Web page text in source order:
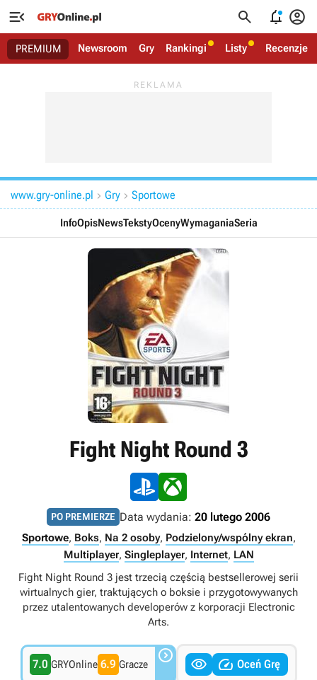
   
PREMIUM Newsroom Gry Rankingi Listy Recenzje
www.gry-online.pl  Gry  Sportowe
InfoOpisNewsTekstyOcenyWymaganiaSeria
Fight Night Round 3
PO PREMIERZE Data wydania: 20 lutego 2006
Sportowe, Boks, Na 2 osoby, Podzielony/wspólny ekran,
Multiplayer, Singleplayer, Internet, LAN
Fight Night Round 3 jest trzecią częścią bestsellerowej serii
wirtualnych gier, traktujących o boksie i przygotowywanych
przez utalentowanych developerów z korporacji Electronic
Arts.
7.0 GRYOnline 6.9 Gracze    Oceń Grę